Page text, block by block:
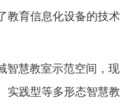
教育信息化设备的技术
智慧教室示范空间，现
实践型等多形态智慧教